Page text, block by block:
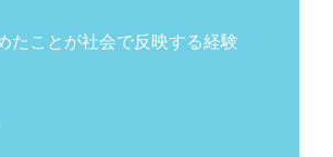
たことが社会で反映する経験